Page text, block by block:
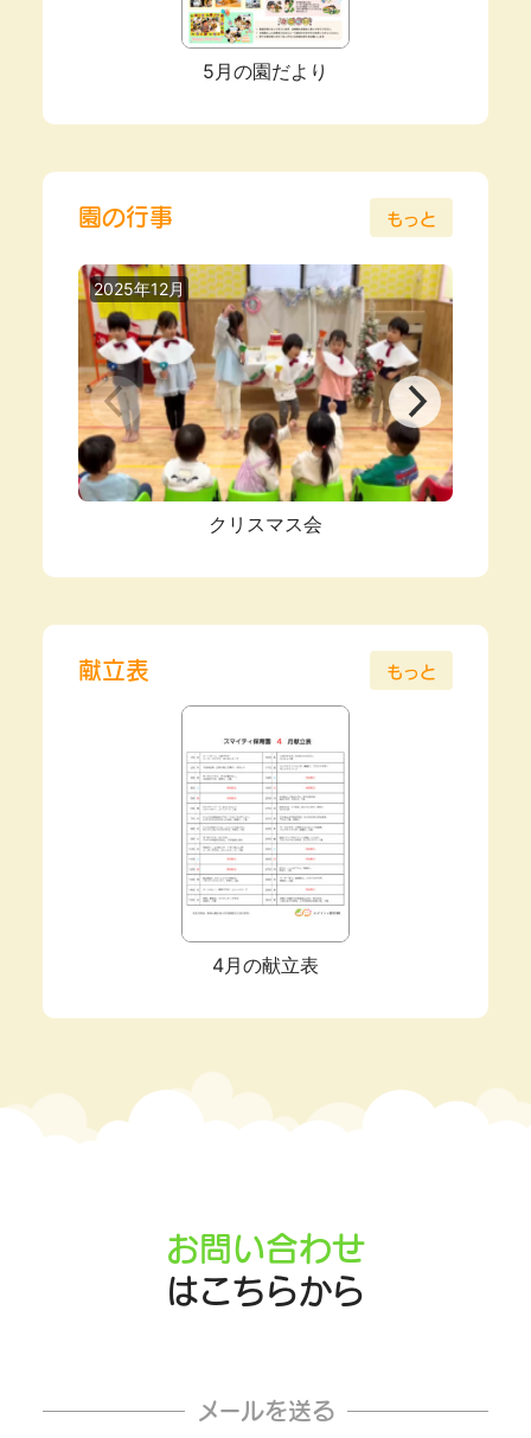
5月の園だより
園の行事 もっと
2025年12月
クリスマス会
献立表 もっと
4月の献立表
お問い合わせ
はこちらから
メールを送る